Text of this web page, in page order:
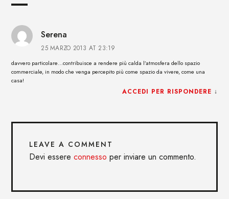
Serena
25 MARZO 2013 AT 23:19
davvero particolare…contribuisce a rendere più calda l’atmosfera dello spazio
commerciale, in modo che venga percepito più come spazio da vivere, come una
casa!
ACCEDI PER RISPONDERE ↓
LEAVE A COMMENT
Devi essereconnesso per inviare un commento.